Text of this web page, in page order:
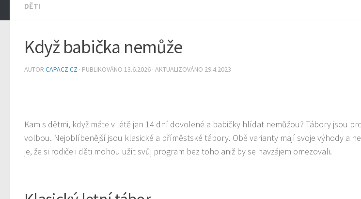
DĚTI
Když babička nemůže
AUTOR CAPACZ.CZ · PUBLIKOVÁNO 13.6.2026 · AKTUALIZOVÁNO 29.4.2023
Kam s dětmi, když máte v létě jen 14 dní dovolené a babičky hlídat nemůžou? Tábory jsou
volbou. Nejoblíbenější jsou klasické a příměstské tábory. Obě varianty mají svoje výhody a
je, že si rodiče i děti mohou užít svůj program bez toho aniž by se navzájem omezovali.